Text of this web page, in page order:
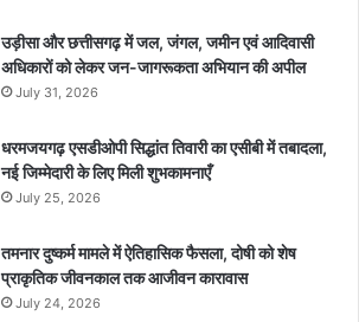
उड़ीसा और छत्तीसगढ़ में जल, जंगल, जमीन एवं आदिवासी
अधिकारों को लेकर जन-जागरूकता अभियान की अपील
July 31, 2026
धरमजयगढ़ एसडीओपी सिद्धांत तिवारी का एसीबी में तबादला,
नई जिम्मेदारी के लिए मिली शुभकामनाएँ
July 25, 2026
तमनार दुष्कर्म मामले में ऐतिहासिक फैसला, दोषी को शेष
प्राकृतिक जीवनकाल तक आजीवन कारावास
July 24, 2026